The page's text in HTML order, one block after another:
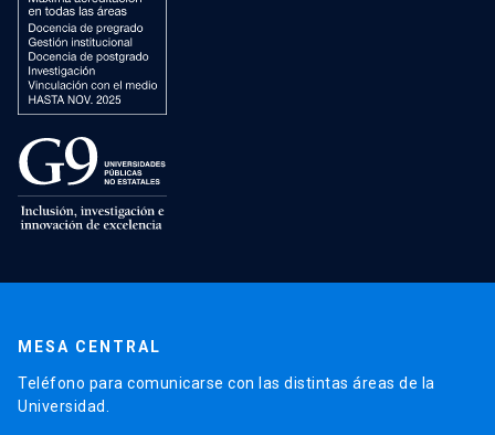
MESA CENTRAL
Teléfono para comunicarse con las distintas áreas de la
Universidad.